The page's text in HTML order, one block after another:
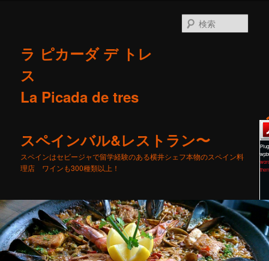
ラ ピカーダ デ トレ
ス
La Picada de tres
スペインバル&レストラン〜
スペインはセビージャで留学経験のある横井シェフ本物のスペイン料
理店 ワインも300種類以上！
索